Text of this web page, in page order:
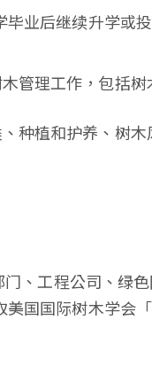
业后继续升学或
管理工作，包括树
种植和护养、树木
、工程公司、绿
国国际树木学会